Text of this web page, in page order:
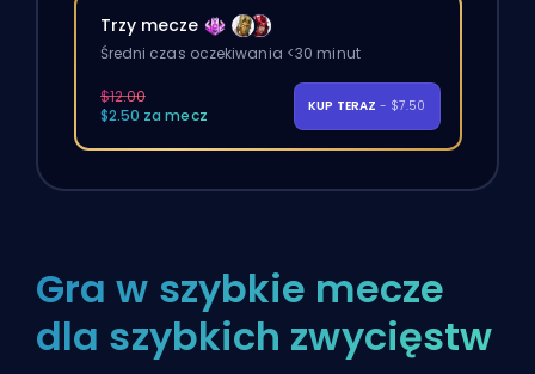
Trzy mecze
Średni czas oczekiwania <30 minut
$12.00
$2.50 za mecz
KUP TERAZ - $7.50
Gra w szybkie mecze
dla szybkich zwycięstw